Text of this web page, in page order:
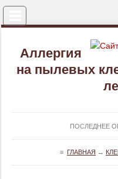
Аллергия
на пылевых
ПОСЛЕДНЕЕ
≡ ГЛАВНАЯ →